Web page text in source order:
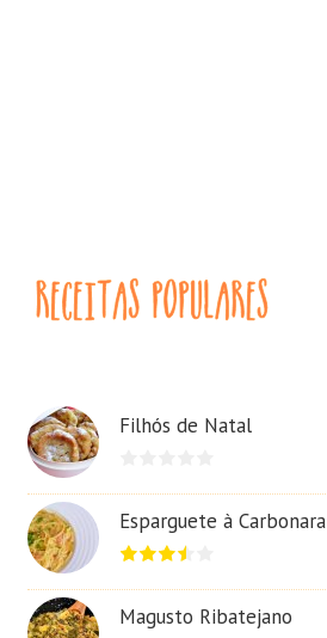
Filhós de Natal
Esparguete à Carbonara
Magusto Ribatejano